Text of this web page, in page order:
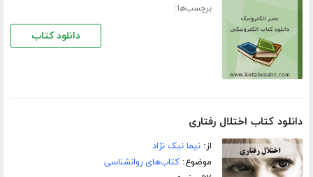
برچسب‌ها:
دانلود کتاب
دانلود کتاب اختلال رفتاری
از:نیما نیک نژاد
موضوع:کتاب‌های روانشناسی